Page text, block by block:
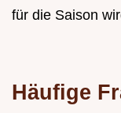
für die Saison
Häufige